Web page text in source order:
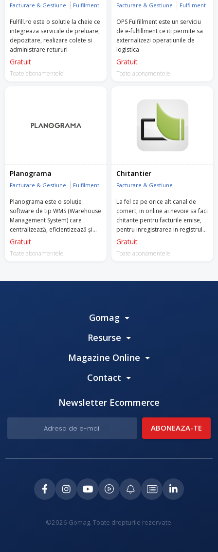
Facturare & Gestiune Fulfilment
Fulfill.ro este o solutie la cheie ce
integreaza serviciile de preluare,
depozitare, realizare colete si
administrare retururi
Gratuit
Toate abonamentele
Facturare & Gestiune Fulfilment
OPS Fulfillment este un serviciu
de e-fulfillment ce iti permite sa
externalizezi operatiunile de
logistica
Gratuit
Toate abonamentele
Planograma
Facturare & Gestiune Fulfilment
Planograma este o soluție
software de tip WMS (Warehouse
Management System) care
centralizează, eficientizează și
automatizează activitățile de
producție.
Gratuit
Toate abonamentele
Chitantier
Facturare & Gestiune
La fel ca pe orice alt canal de
comert, in online ai nevoie sa faci
chitante pentru facturile emise,
pentru inregistrarea in registrul
de casa si la contabilitate.
Gratuit
Toate abonamentele
Gomag
Resurse
Magazine Online
Contact
Newsletter Ecommerce
©2026 Gomag. Toate drepturile rezervate.